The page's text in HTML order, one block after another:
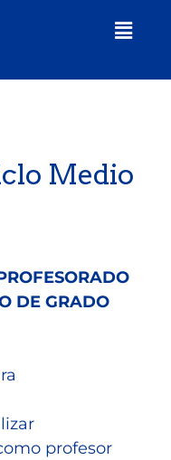
Medio
DE GRADO
profesor